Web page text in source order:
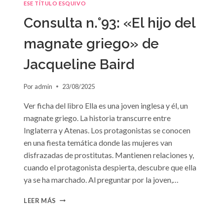
ESE TÍTULO ESQUIVO
Consulta n.°93: «El hijo del
magnate griego» de
Jacqueline Baird
Por admin 23/08/2025
Ver ficha del libro Ella es una joven inglesa y él, un
magnate griego. La historia transcurre entre
Inglaterra y Atenas. Los protagonistas se conocen
en una fiesta temática donde las mujeres van
disfrazadas de prostitutas. Mantienen relaciones y,
cuando el protagonista despierta, descubre que ella
ya se ha marchado. Al preguntar por la joven,…
LEER MÁS CONSULTA